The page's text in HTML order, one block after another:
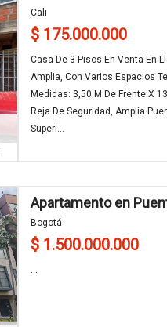
Cali
$ 175.000.000
Casa De 3 Pisos En Venta En
Amplia, Con Varios Espacios
Medidas: 3,50 M De Frente X
Reja De Seguridad, Amplia
Superi...
Apartamento en
Bogotá
$ 1.500.000.000
...